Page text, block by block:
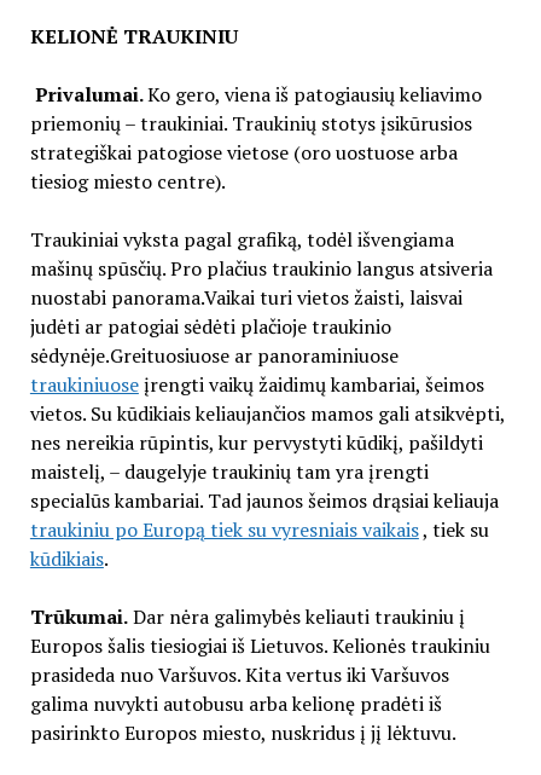
KELIONĖ TRAUKINIU
Privalumai.Ko gero, viena iš patogiausių keliavimo
priemonių – traukiniai. Traukinių stotys įsikūrusios
strategiškai patogiose vietose (oro uostuose arba
tiesiog miesto centre).
Traukiniai vyksta pagal grafiką, todėl išvengiama
mašinų spūsčių. Pro plačius traukinio langus atsiveria
nuostabi panorama.Vaikai turi vietos žaisti, laisvai
judėti ar patogiai sėdėti plačioje traukinio
sėdynėje.Greituosiuose ar panoraminiuose
traukiniuoseįrengti vaikų žaidimų kambariai, šeimos
vietos. Su kūdikiais keliaujančios mamos gali atsikvėpti,
nes nereikia rūpintis, kur pervystyti kūdikį, pašildyti
maistelį, – daugelyje traukinių tam yra įrengti
specialūs kambariai. Tad jaunos šeimos drąsiai keliauja
traukiniu po Europą tiek su vyresniais vaikais, tiek su
kūdikiais.
Trūkumai.Dar nėra galimybės keliauti traukiniu į
Europos šalis tiesiogiai iš Lietuvos. Kelionės traukiniu
prasideda nuo Varšuvos. Kita vertus iki Varšuvos
galima nuvykti autobusu arba kelionę pradėti iš
pasirinkto Europos miesto, nuskridus į jį lėktuvu.